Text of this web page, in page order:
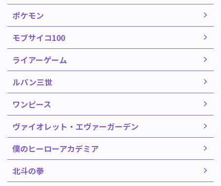
ポケモン
モブサイコ100
ライアーゲーム
ルパン三世
ワンピース
ヴァイオレット・エヴァーガーデン
僕のヒーローアカデミア
北斗の拳